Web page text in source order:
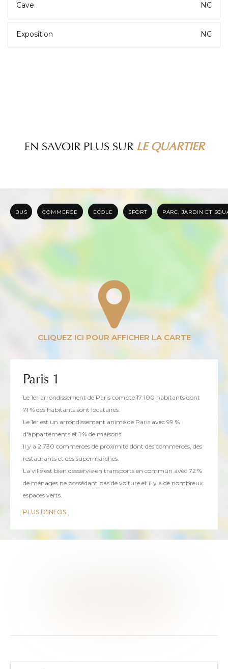
Cave NC
Exposition NC
EN SAVOIR PLUS SUR LE QUARTIER
BUS COMMERCE ECOLE SPORT PARC, JARDIN ET
Paris 1
Le 1er arrondissement de Paris compte 17 100 habitants dont
71 % des habitants sont locataires.
Le 1er est un arrondissement animé de Paris avec 99 %
d'appartements et 1 % de maisons.
Il y a 2 730 commerces de proximité dont des commerces, des
restaurants et des supermarchés.
La ville est bien desservie en transports en commun avec 72 %
de ménages ne possédant pas de voiture et il y a de nombreux
espaces verts.
PLUS D'INFOS